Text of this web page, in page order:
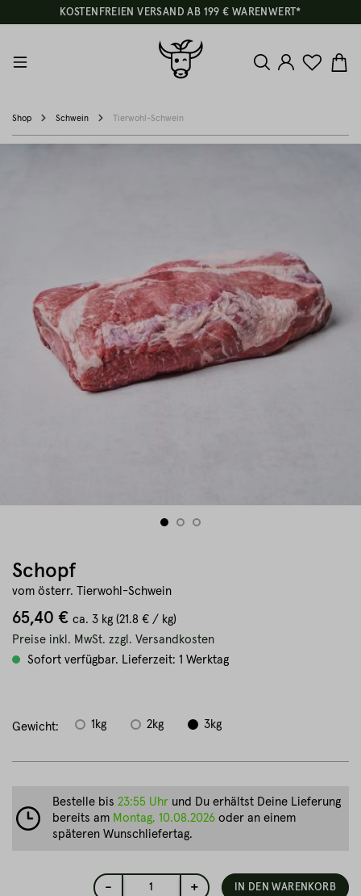
KOSTENFREIEN VERSAND AB 199 € WARENWERT*
Shop Schwein Tierwohl-Schwein
Schopf
vom österr. Tierwohl-Schwein
65,40 € ca. 3 kg (21.8 € / kg)
Preise inkl. MwSt. zzgl. Versandkosten
Sofort verfügbar. Lieferzeit: 1 Werktag
Gewicht: 1kg 2kg 3kg
- 1 + IN DEN WARENKORB
Bestelle bis 23:55 Uhr und Du erhältst Deine Lieferung
bereits am Montag, 10.08.2026 oder an einem
späteren Wunschliefertag.